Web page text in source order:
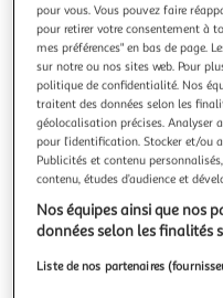
4.8 (12)
PITCH
Choco barre brioches
Quoi de plus simple et
qu'une brioche et une
repensant à nos
l'idée de créer Pitch
qui cache une barre de chocolat
Choco Barre, c'est l'histo
300g 8 pièces
Vous voulez
pour vous. Vous pouvez faire
pour retirer votre consentement à
mes préférences" en bas de page.
sur notre ou nos sites web. Pour
politique de confidentialité. Nos
traitent des données selon les
géolocalisation précises. Analyser
pour l’identification. Stocker et/ou
Publicités et contenu
contenu, études d’audience et
Nos équipes ainsi que nos
données selon les finalités
Liste de nos partenaires